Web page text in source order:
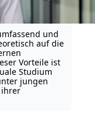
und
auf die
Vorteile ist
Studium
jungen
ihrer